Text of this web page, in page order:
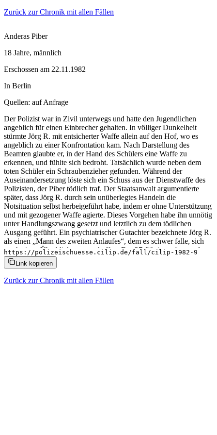
Zurück zur Chronik mit allen Fällen
Anderas Piber
18 Jahre, männlich
Erschossen am 22.11.1982
In Berlin
Quellen: auf Anfrage
Der Polizist war in Zivil unterwegs und hatte den Jugendlichen
angeblich für einen Einbrecher gehalten. In völliger Dunkelheit
stürmte Jörg R. mit entsicherter Waffe allein auf den Hof, wo es
angeblich zu einer Konfrontation kam. Nach Darstellung des
Beamten glaubte er, in der Hand des Schülers eine Waffe zu
erkennen, und fühlte sich bedroht. Tatsächlich wurde neben dem
toten Schüler ein Schraubenzieher gefunden. Während der
Auseinandersetzung löste sich ein Schuss aus der Dienstwaffe des
Polizisten, der Piber tödlich traf. Der Staatsanwalt argumentierte
später, dass Jörg R. durch sein unüberlegtes Handeln die
Notsituation selbst herbeigeführt habe, indem er ohne Unterstützung
und mit gezogener Waffe agierte. Dieses Vorgehen habe ihn unnötig
unter Handlungszwang gesetzt und letztlich zu dem tödlichen
Ausgang geführt. Ein psychiatrischer Gutachter bezeichnete Jörg R.
als einen „Mann des zweiten Anlaufes“, dem es schwer falle, sich
rasch einen Überblick zu verschaffen. Der 27-Jährige wäre, so der
Gutachter, „gut beraten gewesen, wenn für solche Situationen
trainiert worden wäre“. Für seine Handlungen zur Tatzeit sei er
jedoch voll verantwortlich.
https://polizeischuesse.cilip.de/fall/cilip-1982-9
Link kopieren
Zurück zur Chronik mit allen Fällen